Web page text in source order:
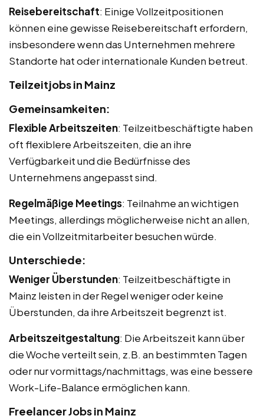
Reisebereitschaft: Einige Vollzeitpositionen
können eine gewisse Reisebereitschaft erfordern,
insbesondere wenn das Unternehmen mehrere
Standorte hat oder internationale Kunden betreut.
Teilzeitjobs in Mainz
Gemeinsamkeiten:
Flexible Arbeitszeiten: Teilzeitbeschäftigte haben
oft flexiblere Arbeitszeiten, die an ihre
Verfügbarkeit und die Bedürfnisse des
Unternehmens angepasst sind.
Regelmäßige Meetings: Teilnahme an wichtigen
Meetings, allerdings möglicherweise nicht an allen,
die ein Vollzeitmitarbeiter besuchen würde.
Unterschiede:
Weniger Überstunden: Teilzeitbeschäftigte in
Mainz leisten in der Regel weniger oder keine
Überstunden, da ihre Arbeitszeit begrenzt ist.
Arbeitszeitgestaltung: Die Arbeitszeit kann über
die Woche verteilt sein, z.B. an bestimmten Tagen
oder nur vormittags/nachmittags, was eine bessere
Work-Life-Balance ermöglichen kann.
Freelancer Jobs in Mainz